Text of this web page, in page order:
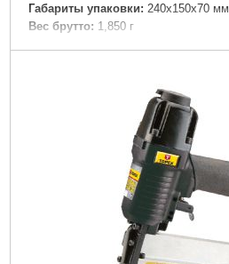
Габариты упаковки: 240x150x70 мм
Вес брутто: 1,850 г